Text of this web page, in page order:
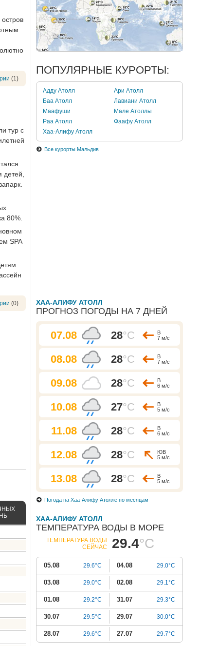
(1)
тур с
80%.
SPA
(0)
ПОПУЛЯРНЫЕ КУРОРТЫ:
Адду Атолл
Ари Атолл
Баа Атолл
Лавиани Атолл
Маафуши
Мале Атоллы
Раа Атолл
Фаафу Атолл
Хаа-Алифу Атолл
Все курорты Мальдив
ХАА-АЛИФУ АТОЛЛ
ПРОГНОЗ ПОГОДЫ НА 7 ДНЕЙ
07.08 28°C
В
7 м/с
08.08 28°C
В
7 м/с
09.08 28°C
В
6 м/с
10.08 27°C
В
5 м/с
11.08 28°C
В
6 м/с
12.08 28°C
ЮВ
5 м/с
13.08 28°C
В
5 м/с
Погода на Хаа-Алифу Атолле по месяцам
ХАА-АЛИФУ АТОЛЛ
ТЕМПЕРАТУРА ВОДЫ В МОРЕ
ТЕМПЕРАТУРА ВОДЫ
СЕЙЧАС
29.4°C
05.08 29.6°C 04.08 29.0°C
03.08 29.0°C 02.08 29.1°C
01.08 29.2°C 31.07 29.3°C
30.07 29.5°C 29.07 30.0°C
28.07 29.6°C 27.07 29.7°C